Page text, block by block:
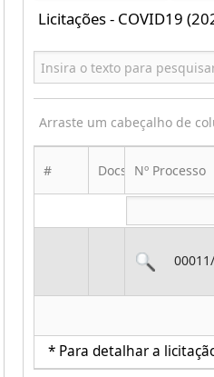
Licitações - COVID19
Arraste um cabeçalho de
* Para detalhar a
# Docs Nº Processo